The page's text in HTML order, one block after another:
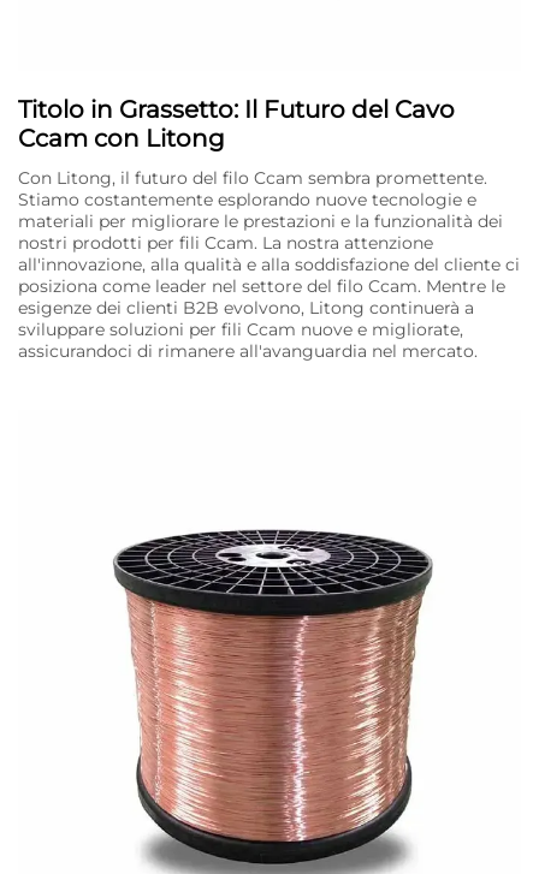
Titolo in Grassetto: Il Futuro del Cavo
Ccam con Litong
Con Litong, il futuro del filo Ccam sembra promettente.
Stiamo costantemente esplorando nuove tecnologie e
materiali per migliorare le prestazioni e la funzionalità dei
nostri prodotti per fili Ccam. La nostra attenzione
all'innovazione, alla qualità e alla soddisfazione del cliente ci
posiziona come leader nel settore del filo Ccam. Mentre le
esigenze dei clienti B2B evolvono, Litong continuerà a
sviluppare soluzioni per fili Ccam nuove e migliorate,
assicurandoci di rimanere all'avanguardia nel mercato.